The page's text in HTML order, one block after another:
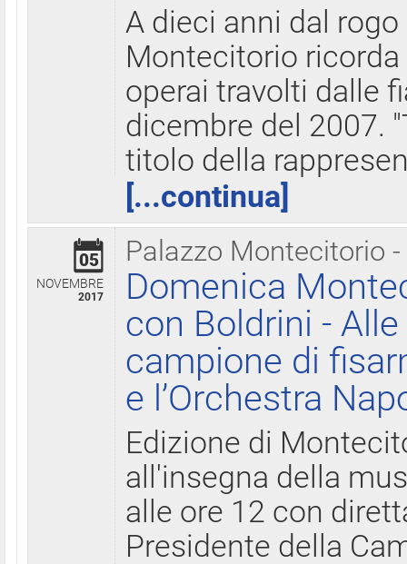
A dieci anni dal
Montecitorio
operai travolti dalle
dicembre del 2007.
titolo della
[...continua]
Palazzo Montecitorio
05
NOVEMBRE
2017
Domenica
con Boldrini -
campione di
e l’Orchestra
Edizione di
all'insegna della
alle ore 12 con
Presidente della